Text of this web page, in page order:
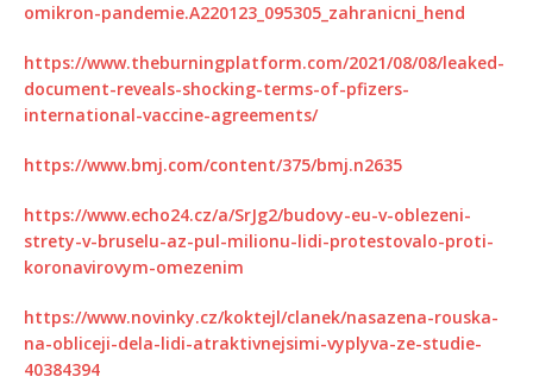
omikron-pandemie.A220123_095305_zahranicni_hend
https://www.theburningplatform.com/2021/08/08/leaked-
document-reveals-shocking-terms-of-pfizers-
international-vaccine-agreements/
https://www.bmj.com/content/375/bmj.n2635
https://www.echo24.cz/a/SrJg2/budovy-eu-v-oblezeni-
strety-v-bruselu-az-pul-milionu-lidi-protestovalo-proti-
koronavirovym-omezenim
https://www.novinky.cz/koktejl/clanek/nasazena-rouska-
na-obliceji-dela-lidi-atraktivnejsimi-vyplyva-ze-studie-
40384394